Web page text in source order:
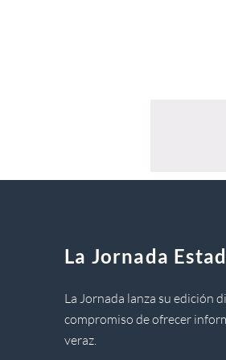
La Jornada
La Jornada lanza su edición
compromiso de ofrecer
veraz.